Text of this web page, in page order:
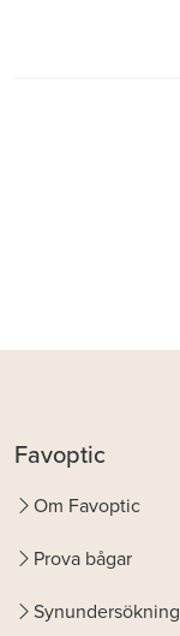
Favoptic
Om Favoptic
Prova bågar
Synundersökning